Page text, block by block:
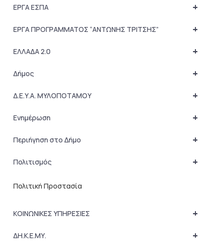
+
ΕΡΓΑ ΕΣΠΑ
+
ΕΡΓΑ ΠΡΟΓΡΑΜΜΑΤΟΣ “ΑΝΤΩΝΗΣ ΤΡΙΤΣΗΣ”
+
ΕΛΛΑΔΑ 2.0
+
Δήμος
+
Δ.Ε.Υ.Α. ΜΥΛΟΠΟΤΑΜΟΥ
+
Ενημέρωση
+
Περιήγηση στο Δήμο
+
Πολιτισμός
Πολιτική Προστασία
+
ΚΟΙΝΩΝΙΚΕΣ ΥΠΗΡΕΣΙΕΣ
+
ΔΗ.Κ.Ε.ΜΥ.